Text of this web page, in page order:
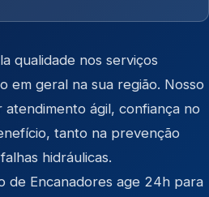
qualidade nos serviços
em geral na sua região. Nosso
ágil, confiança no
tanto na prevenção
hidráulicas.
de Encanadores age 24h para